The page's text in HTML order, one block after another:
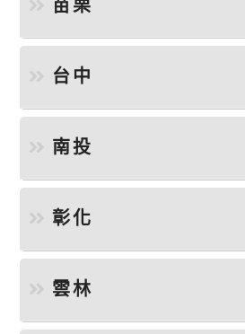
苗栗
台中
南投
彰化
雲林